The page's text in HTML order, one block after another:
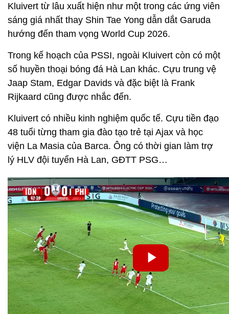
Kluivert từ lâu xuất hiện như một trong các ứng viên
sáng giá nhất thay Shin Tae Yong dẫn dắt Garuda
hướng đến tham vọng World Cup 2026.
Trong kế hoạch của PSSI, ngoài Kluivert còn có một
số huyền thoại bóng đá Hà Lan khác. Cựu trung vệ
Jaap Stam, Edgar Davids và đặc biệt là Frank
Rijkaard cũng được nhắc đến.
Kluivert có nhiều kinh nghiệm quốc tế. Cựu tiền đạo
48 tuổi từng tham gia đào tạo trẻ tại Ajax và học
viện La Masia của Barca. Ông có thời gian làm trợ
lý HLV đội tuyển Hà Lan, GĐTT PSG…